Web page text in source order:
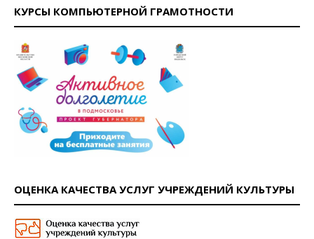
КУРСЫ КОМПЬЮТЕРНОЙ ГРАМОТНОСТИ
ОЦЕНКА КАЧЕСТВА УСЛУГ УЧРЕЖДЕНИЙ КУЛЬТУРЫ